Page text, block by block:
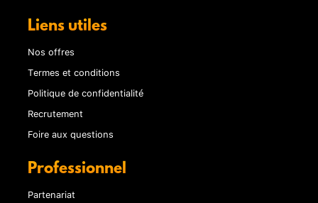
Liens utiles
Nos offres
Termes et conditions
Politique de confidentialité
Recrutement
Foire aux questions
Professionnel
Partenariat